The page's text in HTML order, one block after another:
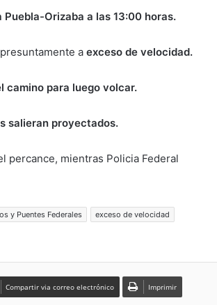
Puebla-Orizaba a las 13:00 horas.
a exceso de velocidad.
camino para luego volcar.
salieran proyectados.
percance, mientras Policia Federal
y Puentes Federales
exceso de velocidad
Compartir via correo electrónico Imprimir